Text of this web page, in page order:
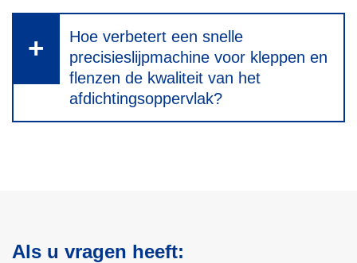
Hoe verbetert een snelle
precisieslijpmachine voor kleppen en
flenzen de kwaliteit van het
afdichtingsoppervlak?
Als u vragen heeft: